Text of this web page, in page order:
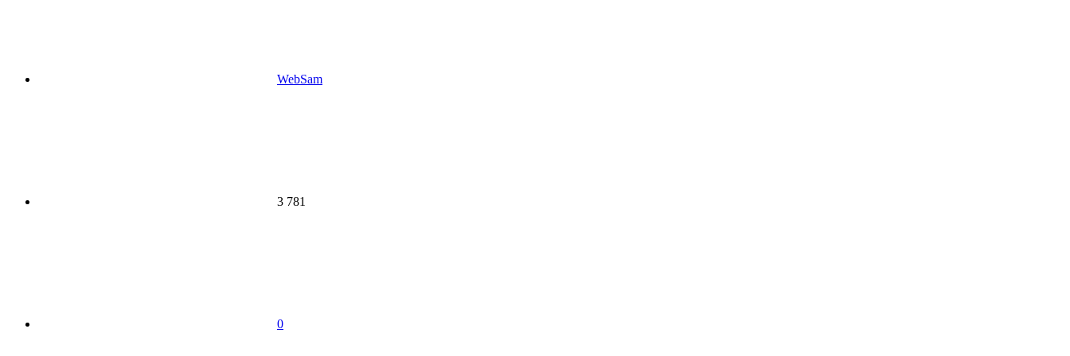
WebSam
3 781
0